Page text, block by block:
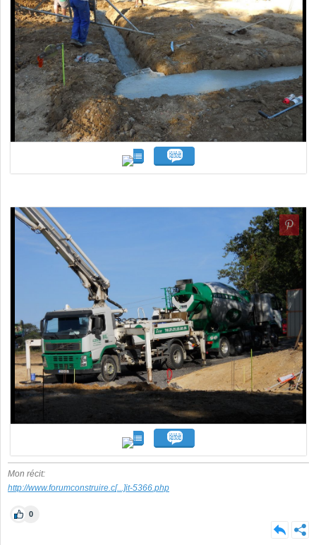
Mon récit:
http://www.forumconstruire.c[...]it-5366.php
0